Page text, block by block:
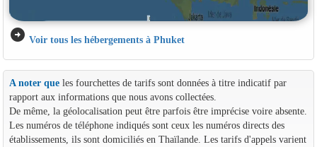
arrow_circle_right Voir tous les hébergements à Phuket
A noter queles fourchettes de tarifs sont données à titre indicatif par
rapport aux informations que nous avons collectées.
De même, la géolocalisation peut être parfois être imprécise voire absente.
Les numéros de téléphone indiqués sont ceux les numéros directs des
établissements, ils sont domiciliés en Thaïlande. Les tarifs d'appels varient